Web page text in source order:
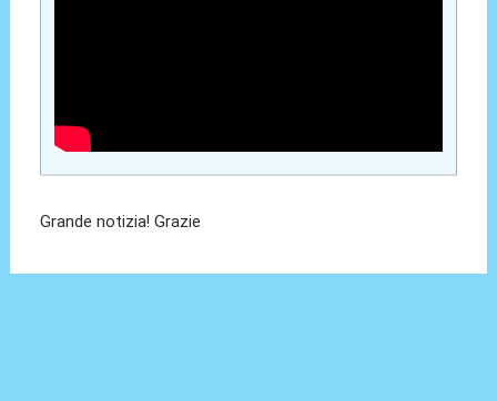
Grande notizia! Grazie